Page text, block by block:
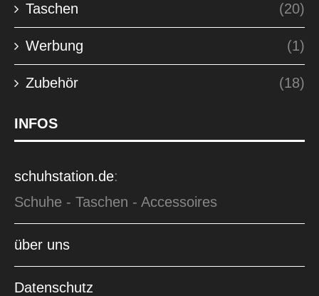
Taschen (20)
Werbung (1)
Zubehör (18)
INFOS
schuhstation.de:
Schuhe - Taschen - Accessoires
über uns
Datenschutz